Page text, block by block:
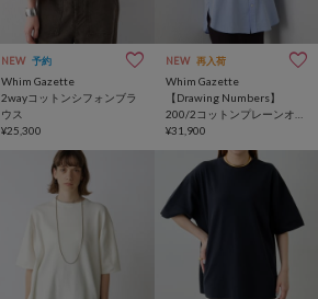
NEW 予約
Whim Gazette
2wayコットンシフォンブラ
ウス
¥25,300
NEW 再入荷
Whim Gazette
【Drawing Numbers】
200/2コットンプレーンオー
バーシャツ
¥31,900